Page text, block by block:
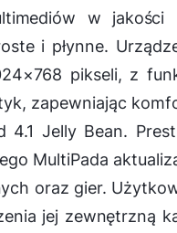
w jakości
i płynne.
pikseli, z
zapewniając
4.1 Jelly Bean.
MultiPada
oraz gier.
jej zewnętrzną